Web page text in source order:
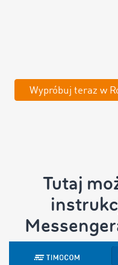
Wypróbuj teraz w
Tutaj